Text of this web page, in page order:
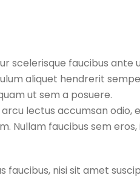
scelerisque faucibus ante
aliquet hendrerit
ut sem a posuere.
lectus accumsan odio,
Nullam faucibus sem eros,
faucibus, nisi sit amet